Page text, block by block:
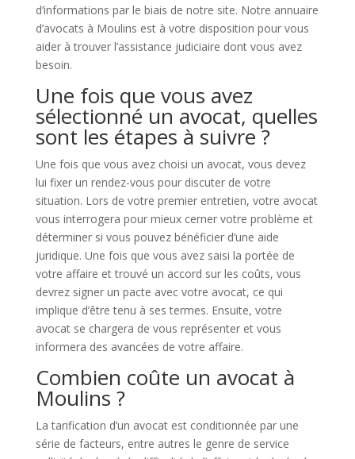
d’informations par le biais de notre site. Notre annuaire
d’avocats à Moulins est à votre disposition pour vous
aider à trouver l’assistance judiciaire dont vous avez
besoin.
Une fois que vous avez
sélectionné un avocat, quelles
sont les étapes à suivre ?
Une fois que vous avez choisi un avocat, vous devez
lui fixer un rendez-vous pour discuter de votre
situation. Lors de votre premier entretien, votre avocat
vous interrogera pour mieux cerner votre problème et
déterminer si vous pouvez bénéficier d’une aide
juridique. Une fois que vous avez saisi la portée de
votre affaire et trouvé un accord sur les coûts, vous
devrez signer un pacte avec votre avocat, ce qui
implique d’être tenu à ses termes. Ensuite, votre
avocat se chargera de vous représenter et vous
informera des avancées de votre affaire.
Combien coûte un avocat à
Moulins ?
La tarification d’un avocat est conditionnée par une
série de facteurs, entre autres le genre de service